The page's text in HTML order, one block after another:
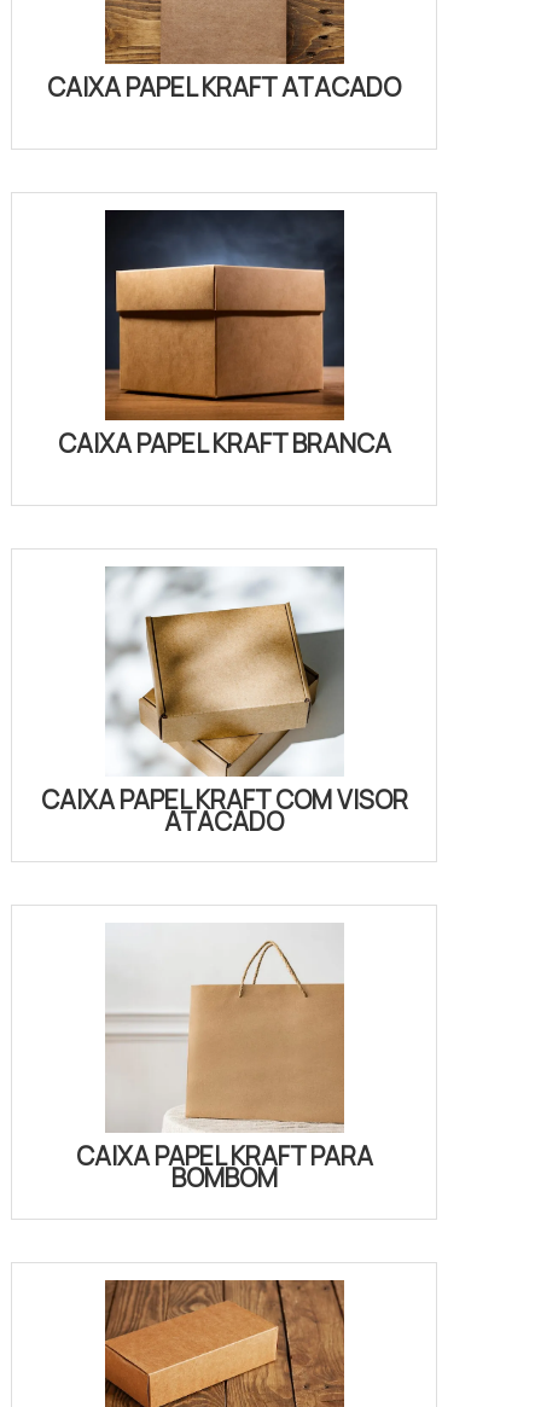
CAIXA PAPEL KRAFT ATACADO
CAIXA PAPEL KRAFT BRANCA
CAIXA PAPEL KRAFT COM VISOR
ATACADO
CAIXA PAPEL KRAFT PARA
BOMBOM